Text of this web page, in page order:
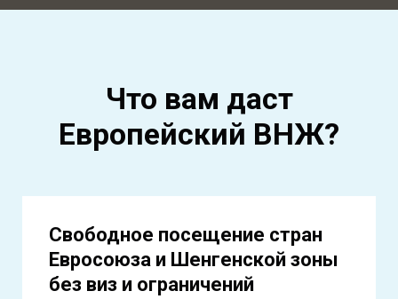
Что вам даст
Европейский ВНЖ?
Свободное посещение стран
Евросоюза и Шенгенской зоны
без виз и ограничений